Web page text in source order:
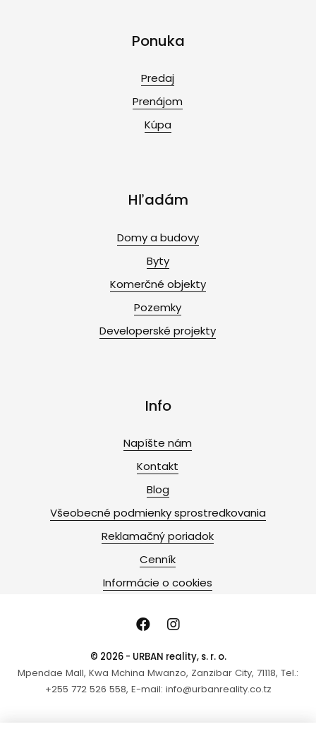
Ponuka
Predaj
Prenájom
Kúpa
Hľadám
Domy a budovy
Byty
Komerčné objekty
Pozemky
Developerské projekty
Info
Napíšte nám
Kontakt
Blog
Všeobecné podmienky sprostredkovania
Reklamačný poriadok
Cenník
Informácie o cookies
© 2026 - URBAN reality, s. r. o.
Mpendae Mall, Kwa Mchina Mwanzo, Zanzibar City, 71118, Tel.:
+255 772 526 558, E-mail: info@urbanreality.co.tz